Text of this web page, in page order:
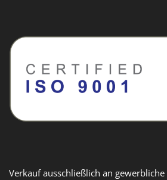
Verkauf ausschließlich an gewerbliche